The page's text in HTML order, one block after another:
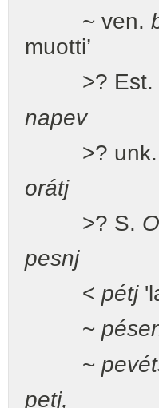
~ ven.
muotti’
>? Est. -
>? unk.
orátj
>? S.
pesnj
< pétj
~
~
petj,